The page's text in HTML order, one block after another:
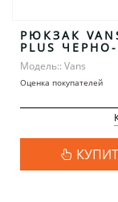
РЮКЗАК
PLUS
Модель:: Vans
Оценка покупателей